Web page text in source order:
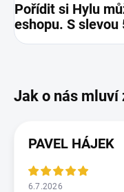
Pořídit si Hylu
eshopu. S slevou
PAVEL HÁJEK
6.7.2026